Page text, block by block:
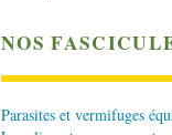
NOS
Parasites et vermifuges